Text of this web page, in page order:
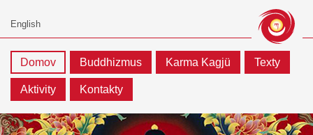
Domov Buddhizmus Karma Kagjü Texty
Aktivity Kontakty